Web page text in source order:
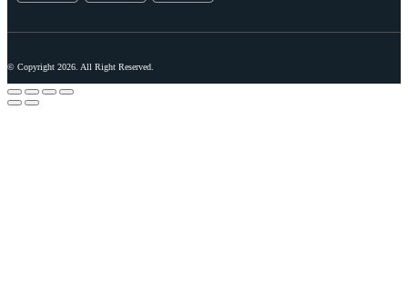
© Copyright 2026. All Right Reserved.